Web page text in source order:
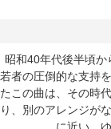
昭和40年代後半頃
若者の圧倒的な支持
たこの曲は、その時
り、別のアレンジが
に近い、